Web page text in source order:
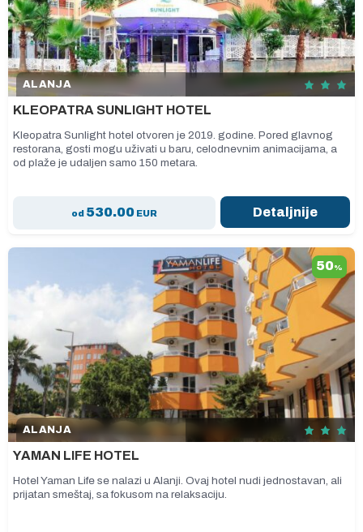
ALANJA
KLEOPATRA SUNLIGHT HOTEL
Kleopatra Sunlight hotel otvoren je 2019. godine. Pored glavnog
restorana, gosti mogu uživati u baru, celodnevnim animacijama, a
od plaže je udaljen samo 150 metara.
od 530.00EUR Detaljnije
50%
ALANJA
YAMAN LIFE HOTEL
Hotel Yaman Life se nalazi u Alanji. Ovaj hotel nudi jednostavan, ali
prijatan smeštaj, sa fokusom na relaksaciju.